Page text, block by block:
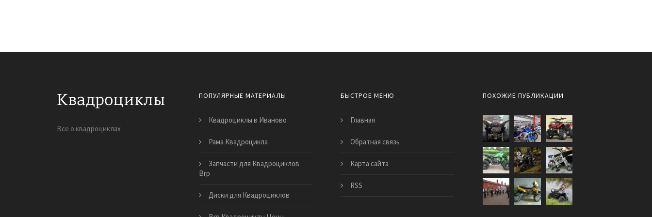
Все о квадроциклах
ПОПУЛЯРНЫЕ МАТЕРИАЛЫ
Квадроциклы в Иваново
Рама Квадроцикла
Запчасти для Квадроциклов
Brp
Диски для Квадроциклов
БЫСТРОЕ МЕНЮ
Главная
Обратная связь
Карта сайта
RSS
ПОХОЖИЕ ПУБЛИКАЦИИ